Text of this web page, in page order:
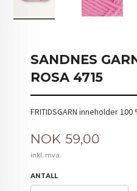
SANDNES
ROSA 4715
FRITIDSGARN inneholder
Pris
NOK 59,00
inkl. mva.
ANTALL